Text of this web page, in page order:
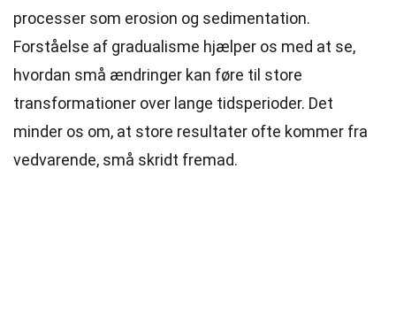
processer som erosion og sedimentation.
Forståelse af gradualisme hjælper os med at se,
hvordan små ændringer kan føre til store
transformationer over lange tidsperioder. Det
minder os om, at store resultater ofte kommer fra
vedvarende, små skridt fremad.